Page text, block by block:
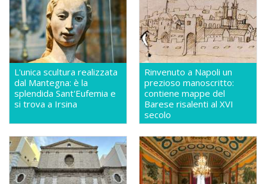
L'unica scultura realizzata
dal Mantegna: è la
splendida Sant'Eufemia e
si trova a Irsina
Rinvenuto a Napoli un
prezioso manoscritto:
contiene mappe del
Barese risalenti al XVI
secolo